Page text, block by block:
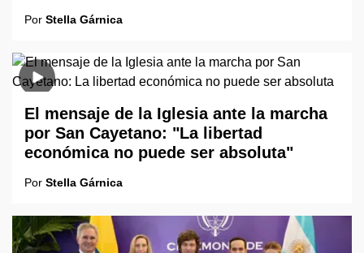
Por Stella Gárnica
El mensaje de la Iglesia ante la marcha
por San Cayetano: "La libertad
económica no puede ser absoluta"
Por Stella Gárnica